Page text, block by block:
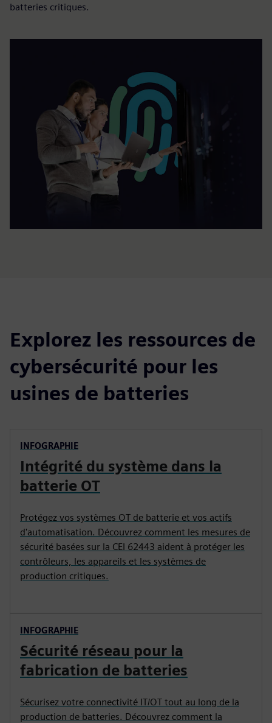
batteries critiques.
Explorez les ressources de
cybersécurité pour les
usines de batteries
INFOGRAPHIE
Intégrité du système dans la
batterie OT
Protégez vos systèmes OT de batterie et vos actifs
d'automatisation. Découvrez comment les mesures de
sécurité basées sur la CEI 62443 aident à protéger les
contrôleurs, les appareils et les systèmes de
production critiques.
INFOGRAPHIE
Sécurité réseau pour la
fabrication de batteries
Sécurisez votre connectivité IT/OT tout au long de la
production de batteries. Découvrez comment la